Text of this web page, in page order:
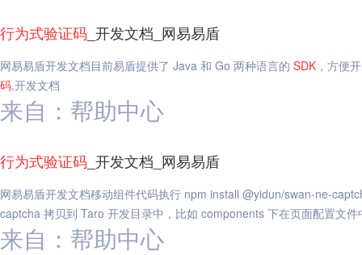
行为式验证码 _开发文档_网易易盾
网易易盾开发文档目前易盾提供了 Java 和 Go 两种语言的 SDK ，方便
码,开发文档
来自：帮助中心
行为式验证码 _开发文档_网易易盾
网易易盾开发文档移动组件代码执行 npm install @yidun/swan-ne-
captcha 拷贝到 Taro 开发目录中，比如 components 下在页面配置文
来自：帮助中心